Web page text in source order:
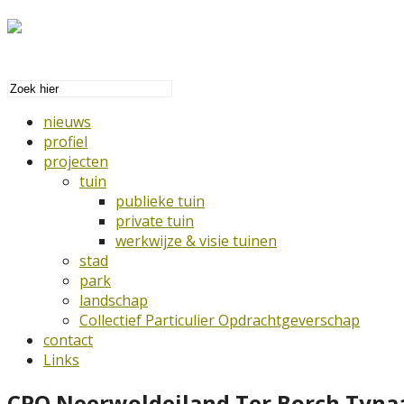
nieuws
profiel
projecten
tuin
publieke tuin
private tuin
werkwijze & visie tuinen
stad
park
landschap
Collectief Particulier Opdrachtgeverschap
contact
Links